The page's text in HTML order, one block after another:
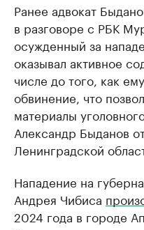
Ранее адвокат
в разговоре с РБК
осужденный за
оказывал активное
числе до того, как
обвинение, что
материалы
Александр Быданов
Ленинградской
Нападение на
Андрея Чибиса
2024 года в городе